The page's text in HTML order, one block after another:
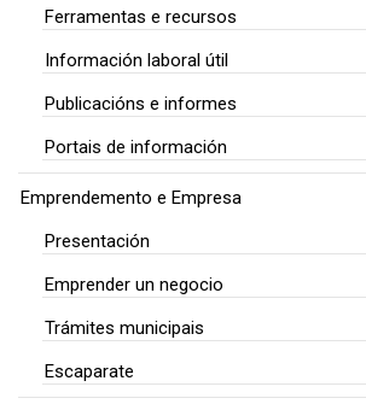
Ferramentas e recursos
Información laboral útil
Publicacións e informes
Portais de información
Emprendemento e Empresa
Presentación
Emprender un negocio
Trámites municipais
Escaparate